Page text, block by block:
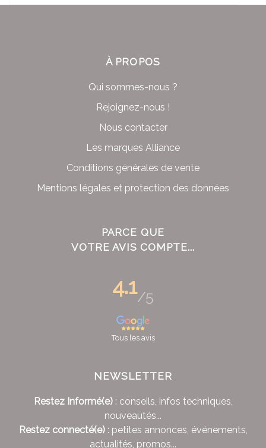
À PROPOS
Qui sommes-nous ?
Rejoignez-nous !
Nous contacter
Les marques Alliance
Conditions générales de vente
Mentions légales et protection des données
PARCE QUE
VOTRE AVIS COMPTE...
4.1/5
Tous les avis
NEWSLETTER
Restez Informé(e): conseils, infos techniques,
nouveautés...
Restez connecté(e): petites annonces, événements,
actualités, promos...